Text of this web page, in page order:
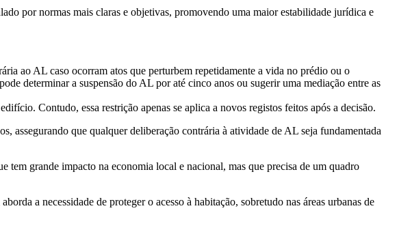
por normas mais claras e objetivas, promovendo uma maior estabilidade jurídica e
ao AL caso ocorram atos que perturbem repetidamente a vida no prédio ou o
determinar a suspensão do AL por até cinco anos ou sugerir uma mediação entre as
Contudo, essa restrição apenas se aplica a novos registos feitos após a decisão.
assegurando que qualquer deliberação contrária à atividade de AL seja fundamentada
grande impacto na economia local e nacional, mas que precisa de um quadro
a necessidade de proteger o acesso à habitação, sobretudo nas áreas urbanas de